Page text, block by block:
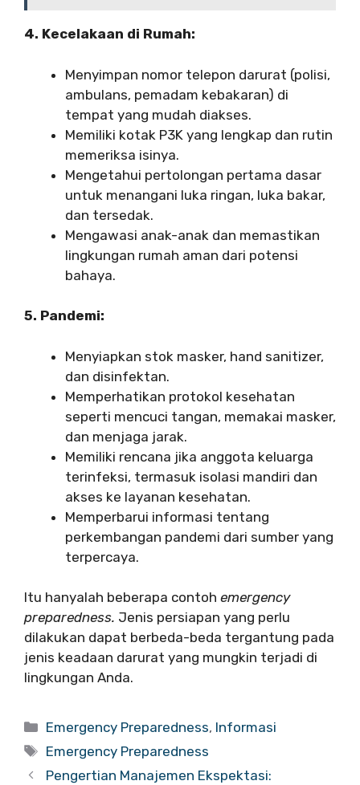
4. Kecelakaan di Rumah:
Menyimpan nomor telepon darurat (polisi,
ambulans, pemadam kebakaran) di
tempat yang mudah diakses.
Memiliki kotak P3K yang lengkap dan rutin
memeriksa isinya.
Mengetahui pertolongan pertama dasar
untuk menangani luka ringan, luka bakar,
dan tersedak.
Mengawasi anak-anak dan memastikan
lingkungan rumah aman dari potensi
bahaya.
5. Pandemi:
Menyiapkan stok masker, hand sanitizer,
dan disinfektan.
Memperhatikan protokol kesehatan
seperti mencuci tangan, memakai masker,
dan menjaga jarak.
Memiliki rencana jika anggota keluarga
terinfeksi, termasuk isolasi mandiri dan
akses ke layanan kesehatan.
Memperbarui informasi tentang
perkembangan pandemi dari sumber yang
terpercaya.
Itu hanyalah beberapa contoh emergency
preparedness. Jenis persiapan yang perlu
dilakukan dapat berbeda-beda tergantung pada
jenis keadaan darurat yang mungkin terjadi di
lingkungan Anda.
Categories
Emergency Preparedness, Informasi
Tags
Emergency Preparedness
Pengertian Manajemen Ekspektasi: